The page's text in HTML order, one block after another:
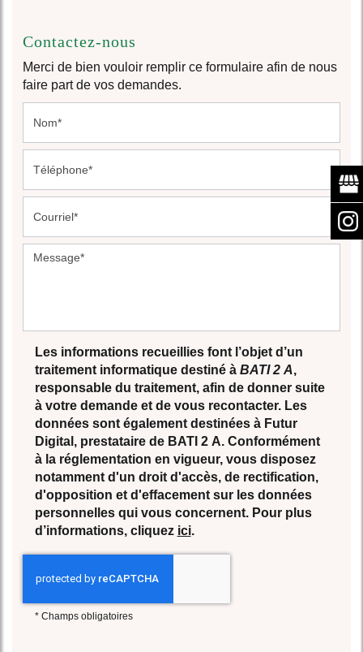
Contactez-nous
Merci de bien vouloir remplir ce formulaire afin de nous
faire part de vos demandes.
Les informations recueillies font l’objet d’un
traitement informatique destiné àBATI 2 A,
responsable du traitement, afin de donner suite
à votre demande et de vous recontacter. Les
données sont également destinées à Futur
Digital, prestataire de BATI 2 A. Conformément
à la réglementation en vigueur, vous disposez
notamment d'un droit d'accès, de rectification,
d'opposition et d'effacement sur les données
personnelles qui vous concernent. Pour plus
d’informations, cliquez ici.
* Champs obligatoires